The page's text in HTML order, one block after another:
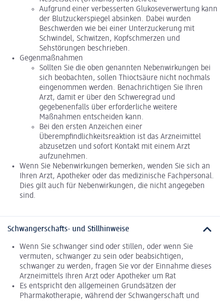
Aufgrund einer verbesserten Glukoseverwertung kann
der Blutzuckerspiegel absinken. Dabei wurden
Beschwerden wie bei einer Unterzuckerung mit
Schwindel, Schwitzen, Kopfschmerzen und
Sehstörungen beschrieben.
Gegenmaßnahmen
Sollten Sie die oben genannten Nebenwirkungen bei
sich beobachten, sollen Thioctsäure nicht nochmals
eingenommen werden. Benachrichtigen Sie Ihren
Arzt, damit er über den Schweregrad und
gegebenenfalls über erforderliche weitere
Maßnahmen entscheiden kann.
Bei den ersten Anzeichen einer
Überempfindlichkeitsreaktion ist das Arzneimittel
abzusetzen und sofort Kontakt mit einem Arzt
aufzunehmen.
Wenn Sie Nebenwirkungen bemerken, wenden Sie sich an
Ihren Arzt, Apotheker oder das medizinische Fachpersonal.
Dies gilt auch für Nebenwirkungen, die nicht angegeben
sind.
Schwangerschafts- und Stillhinweise
Wenn Sie schwanger sind oder stillen, oder wenn Sie
vermuten, schwanger zu sein oder beabsichtigen,
schwanger zu werden, fragen Sie vor der Einnahme dieses
Arzneimittels Ihren Arzt oder Apotheker um Rat
Es entspricht den allgemeinen Grundsätzen der
Pharmakotherapie, während der Schwangerschaft und